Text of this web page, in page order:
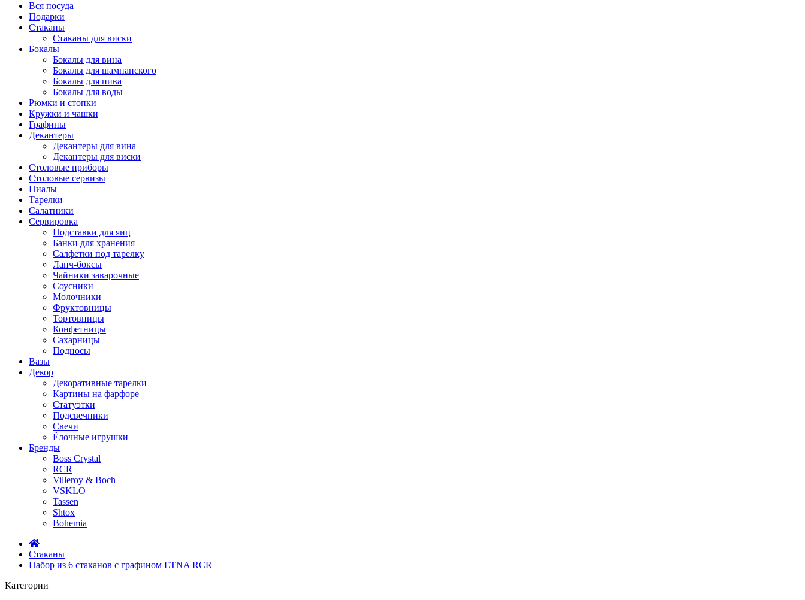
Вся посуда
Подарки
Стаканы
Стаканы для виски
Бокалы
Бокалы для вина
Бокалы для шампанского
Бокалы для пива
Бокалы для воды
Рюмки и стопки
Кружки и чашки
Графины
Декантеры
Декантеры для вина
Декантеры для виски
Столовые приборы
Столовые сервизы
Пиалы
Тарелки
Салатники
Сервировка
Подставки для яиц
Банки для хранения
Салфетки под тарелку
Ланч-боксы
Чайники заварочные
Соусники
Молочники
Фруктовницы
Тортовницы
Конфетницы
Сахарницы
Подносы
Вазы
Декор
Декоративные тарелки
Картины на фарфоре
Статуэтки
Подсвечники
Свечи
Ёлочные игрушки
Бренды
Boss Crystal
RCR
Villeroy & Boch
VSKLO
Tassen
Shtox
Bohemia
Стаканы
Набор из 6 стаканов с графином ETNA RCR
Категории